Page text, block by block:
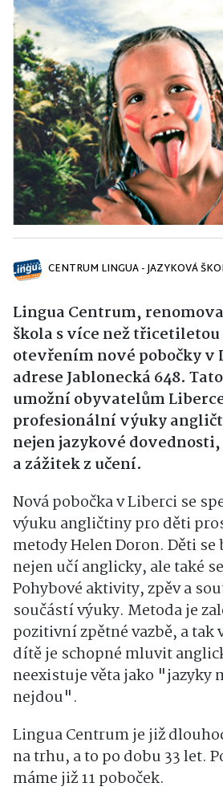
CENTRUM LINGUA - JAZYKOVÁ
Lingua Centrum,
škola s více než
otevřením nové pobočky v
adrese Jablonecká 648.
umožní obyvatelům
profesionální výuky
nejen jazykové
a zážitek z učení.
Nová pobočka v Liberci se
výuku angličtiny pro děti
metody Helen Doron. Děti
nejen učí anglicky, ale také
Pohybové aktivity, zpěv a
součástí výuky. Metoda je
pozitivní zpětné vazbě, a tak
dítě je schopné mluvit
neexistuje věta jako "jazyky
nejdou".
Lingua Centrum je již
na trhu, a to po dobu 33 let.
máme již 11 poboček.